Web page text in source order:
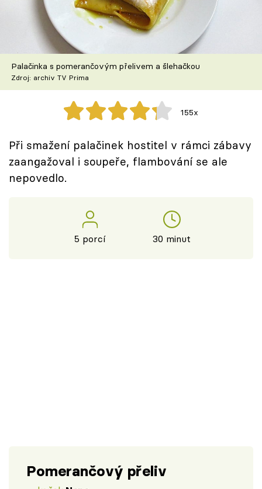
Škola vaření
Recepty z TV
Speciál: Cuketa
Těhotnej kuchař
Přihlášení
Palačinka s pomerančovým přelivem a šlehačkou
Zdroj: archiv TV Prima
155x
Při smažení palačinek hostitel v rámci zábavy
zaangažoval i soupeře, flambování se ale
nepovedlo.
5 porcí 30 minut
Pomerančový přeliv